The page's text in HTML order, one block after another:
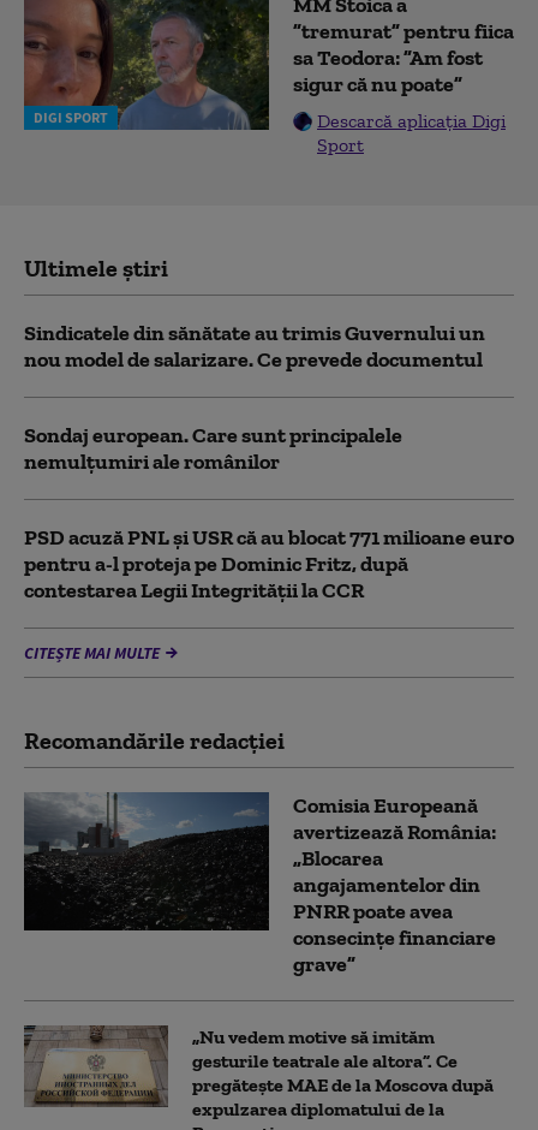
DIGI SPORT
MM Stoica a
”tremurat” pentru fiica
sa Teodora: ”Am fost
sigur că nu poate”
Descarcă aplicația Digi
Sport
Ultimele știri
Sindicatele din sănătate au trimis Guvernului un
nou model de salarizare. Ce prevede documentul
Sondaj european. Care sunt principalele
nemulțumiri ale românilor
PSD acuză PNL şi USR că au blocat 771 milioane euro
pentru a-l proteja pe Dominic Fritz, după
contestarea Legii Integrității la CCR
CITEȘTE MAI MULTE
Recomandările redacţiei
Comisia Europeană
avertizează România:
„Blocarea
angajamentelor din
PNRR poate avea
consecințe financiare
grave”
„Nu vedem motive să imităm
gesturile teatrale ale altora”. Ce
pregătește MAE de la Moscova după
expulzarea diplomatului de la